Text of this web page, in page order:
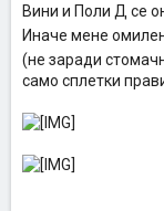
Вини и Поли Д се
Иначе мене
(не заради
само сплетки